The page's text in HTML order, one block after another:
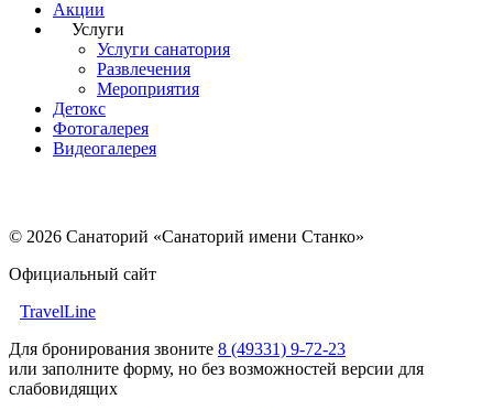
Акции
Услуги
Услуги санатория
Развлечения
Мероприятия
Детокс
Фотогалерея
Видеогалерея
© 2026 Санаторий «Санаторий имени Станко»
Официальный сайт
TravelLine
Для бронирования звоните 8 (49331) 9-72-23
или заполните форму, но без возможностей версии для
слабовидящих